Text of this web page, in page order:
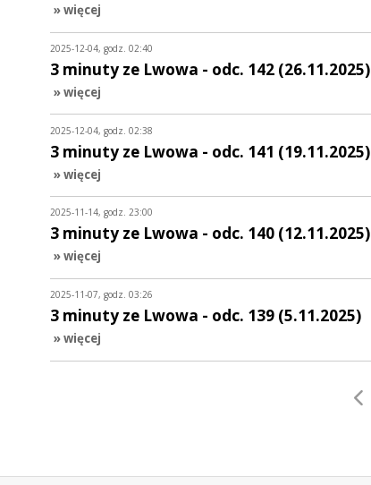
» więcej
2025-12-04, godz. 02:40
3 minuty ze Lwowa - odc. 142 (26.11.2025)
» więcej
2025-12-04, godz. 02:38
3 minuty ze Lwowa - odc. 141 (19.11.2025)
» więcej
2025-11-14, godz. 23:00
3 minuty ze Lwowa - odc. 140 (12.11.2025)
» więcej
2025-11-07, godz. 03:26
3 minuty ze Lwowa - odc. 139 (5.11.2025)
» więcej